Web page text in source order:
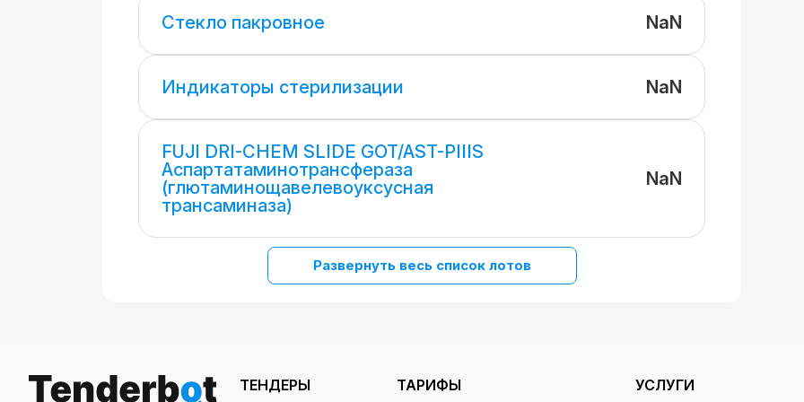
Стекло пакровное NaN
Индикаторы стерилизации NaN
FUJI DRI-CHEM SLIDE GOT/AST-PIIIS
Аспартатаминотрансфераза
(глютаминощавелевоуксусная
трансаминаза)
NaN
Развернуть весь список лотов
ТЕНДЕРЫ ТАРИФЫ УСЛУГИ